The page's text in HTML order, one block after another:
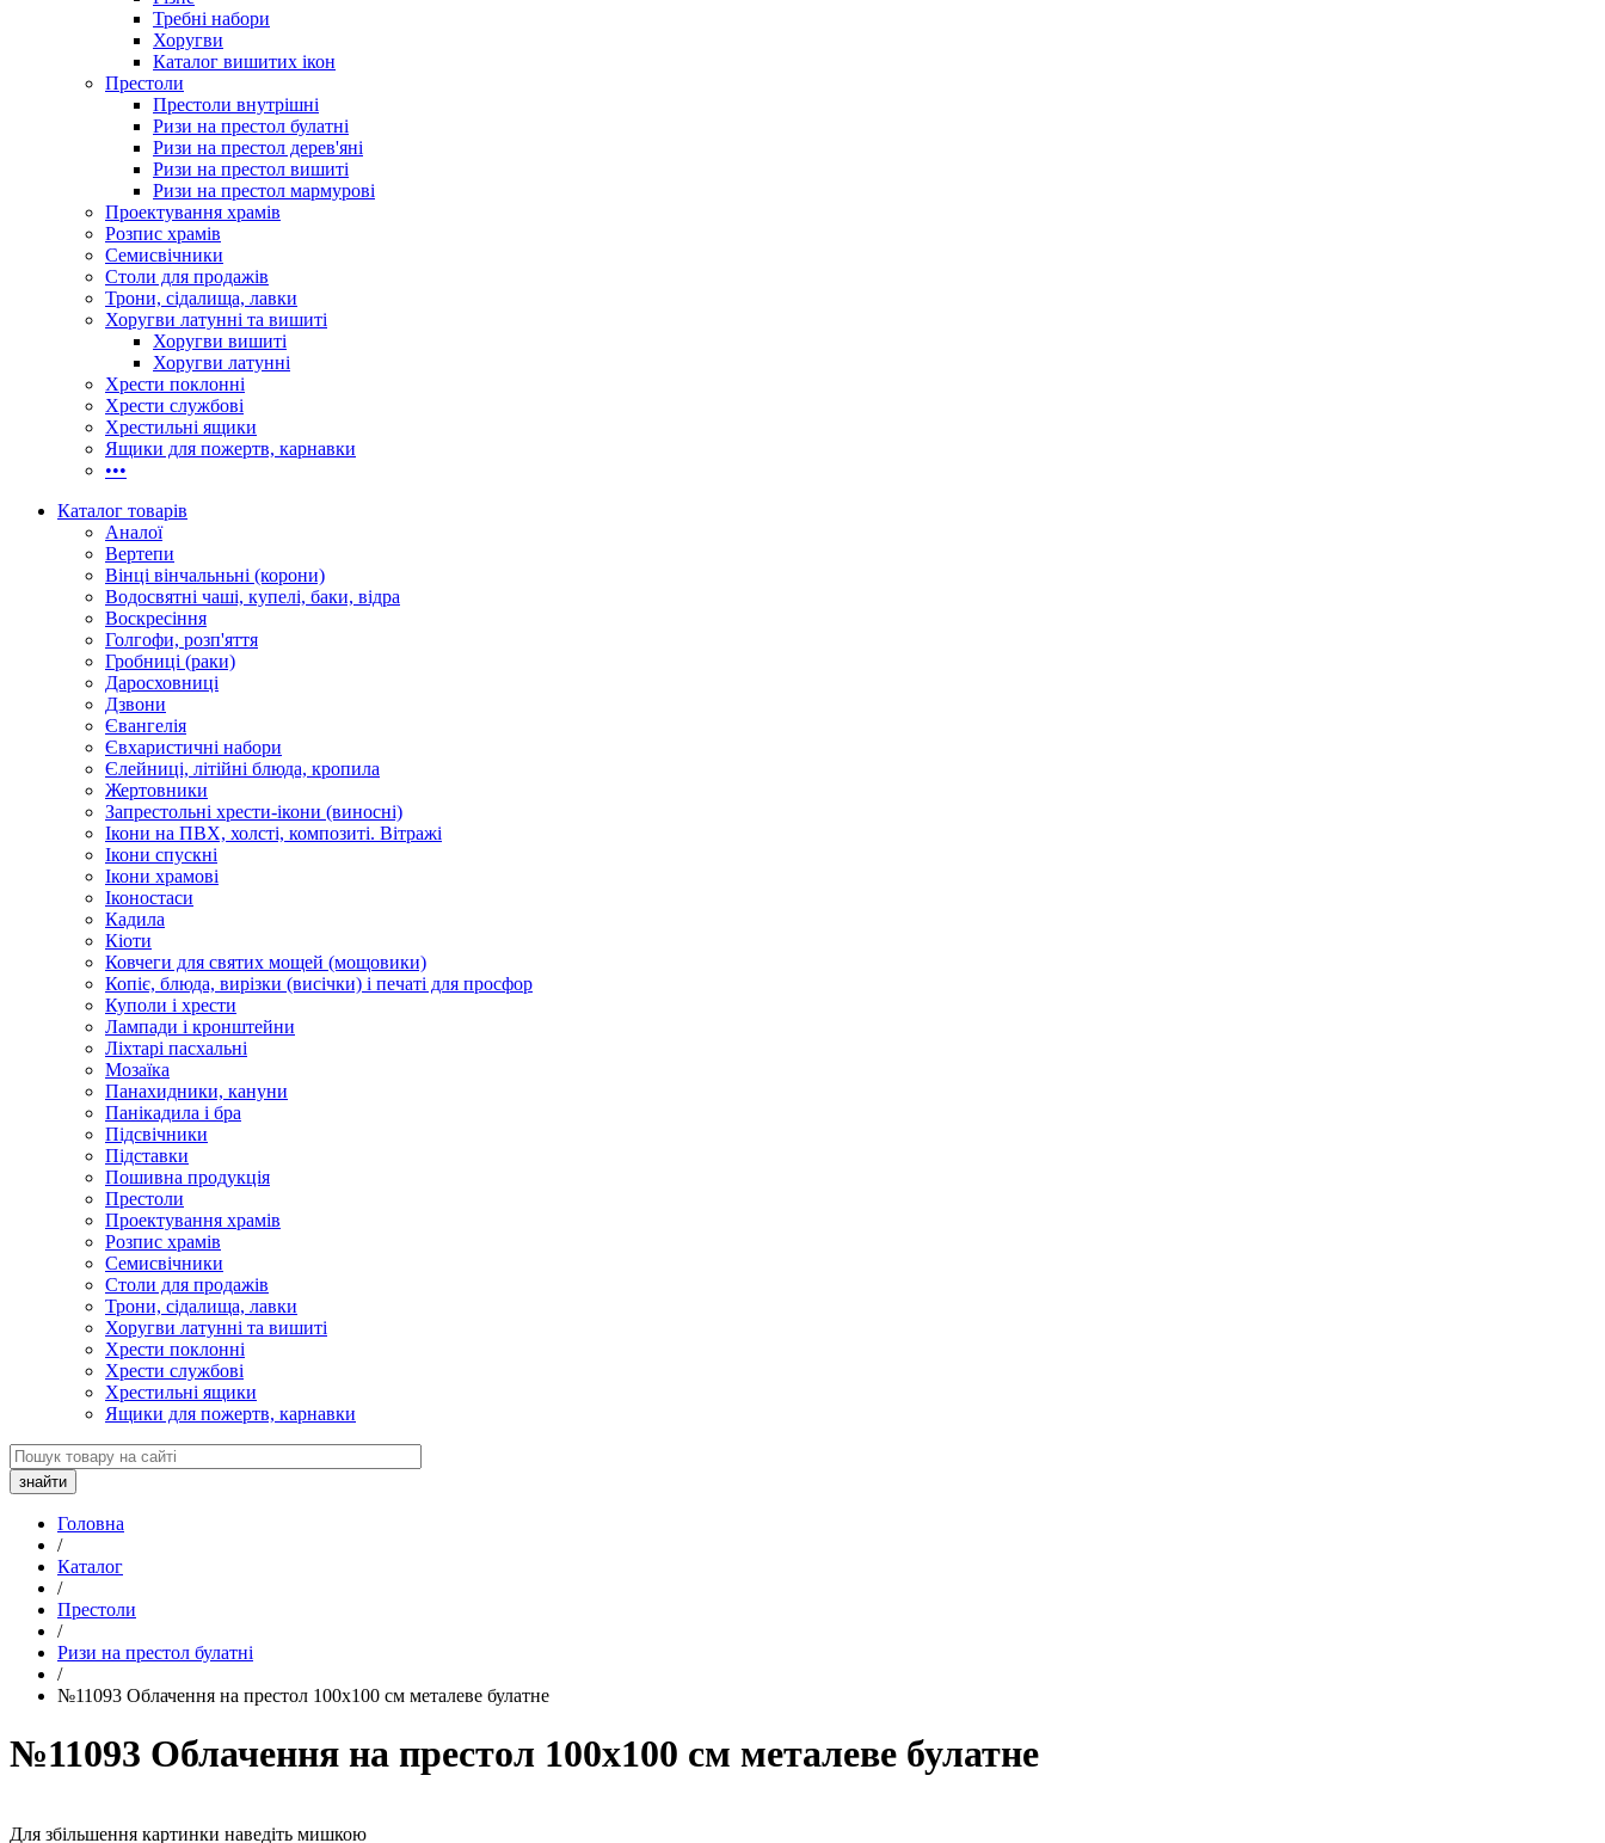
Требні набори
Хоругви
Каталог вишитих ікон
Престоли
Престоли внутрішні
Ризи на престол булатні
Ризи на престол дерев'яні
Ризи на престол вишиті
Ризи на престол мармурові
Проектування храмів
Розпис храмів
Семисвічники
Столи для продажів
Трони, сідалища, лавки
Хоругви латунні та вишиті
Хоругви вишиті
Хоругви латунні
Хрести поклонні
Хрести службові
Хрестильні ящики
Ящики для пожертв, карнавки
•••
Каталог товарів
Аналої
Вертепи
Вінці вінчальньні (корони)
Водосвятні чаші, купелі, баки, відра
Воскресіння
Голгофи, розп'яття
Гробниці (раки)
Даросховниці
Дзвони
Євангелія
Євхаристичні набори
Єлейниці, літійні блюда, кропила
Жертовники
Запрестольні хрести-ікони (виносні)
Ікони на ПВХ, холсті, композиті. Вітражі
Ікони спускні
Ікони храмові
Іконостаси
Кадила
Кіоти
Ковчеги для святих мощей (мощовики)
Копіє, блюда, вирізки (висічки) і печаті для просфор
Куполи і хрести
Лампади і кронштейни
Ліхтарі пасхальні
Мозаїка
Панахидники, кануни
Панікадила і бра
Підсвічники
Підставки
Пошивна продукція
Престоли
Проектування храмів
Розпис храмів
Семисвічники
Столи для продажів
Трони, сідалища, лавки
Хоругви латунні та вишиті
Хрести поклонні
Хрести службові
Хрестильні ящики
Ящики для пожертв, карнавки
Головна
/
Каталог
/
Престоли
/
Ризи на престол булатні
/
№11093 Облачення на престол 100х100 см металеве булатне
№11093 Облачення на престол 100х100 см металеве булатне
Для збільшення картинки наведіть мишкою